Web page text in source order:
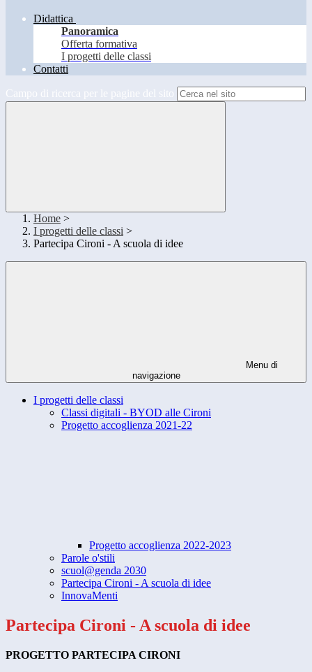
Didattica
Panoramica
Offerta formativa
I progetti delle classi
Contatti
Campo di ricerca per le pagine del sito
Home >
I progetti delle classi >
Partecipa Cironi - A scuola di idee
Menu di
navigazione
I progetti delle classi
Classi digitali - BYOD alle Cironi
Progetto accoglienza 2021-22
Progetto accoglienza 2022-2023
Parole o'stili
scuol@genda 2030
Partecipa Cironi - A scuola di idee
InnovaMenti
Partecipa Cironi - A scuola di idee
PROGETTO PARTECIPA CIRONI